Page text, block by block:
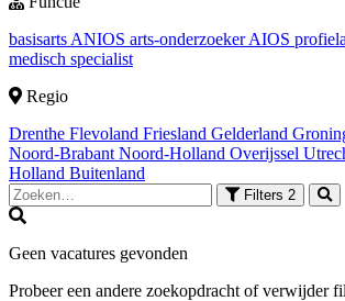
basisarts ANIOS arts-onderzoekerAIOS
medisch specialist
Regio
Drenthe Flevoland Friesland Gelderland
Noord-Brabant Noord-Holland Overijssel
Holland Buitenland
Filters 2
Geen vacatures gevonden
Probeer een andere zoekopdracht of verwijder